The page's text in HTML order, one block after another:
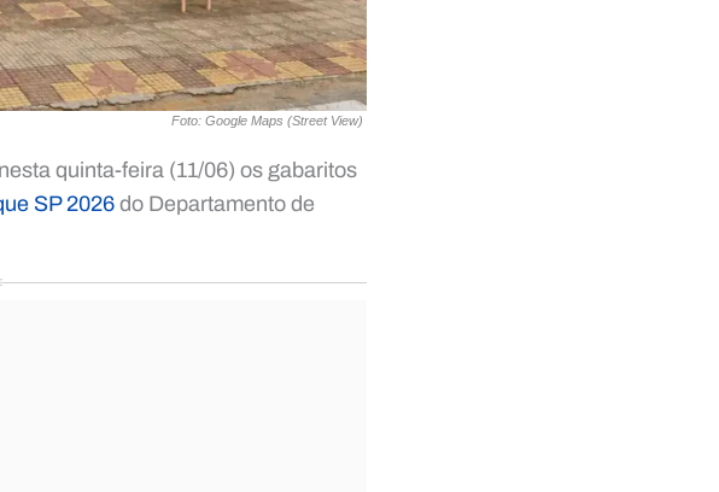
Foto: Google Maps (Street View)
quinta-feira (11/06) os gabaritos
SP 2026 do Departamento de